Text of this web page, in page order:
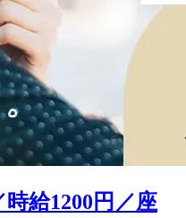
給1200円／座